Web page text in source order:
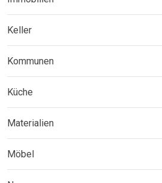
Keller
Kommunen
Küche
Materialien
Möbel